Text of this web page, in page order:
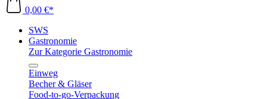
0,00 €*
SWS
Gastronomie
Zur Kategorie Gastronomie
Einweg
Becher & Gläser
Food-to-go-Verpackung